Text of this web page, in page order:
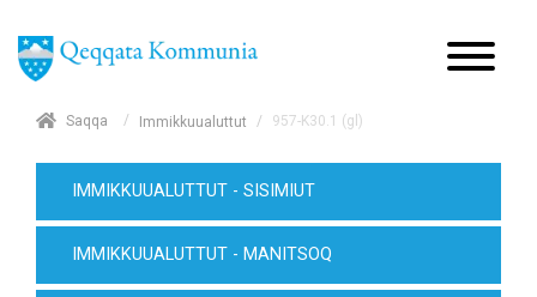
Saqqa / Immikkuualuttut / 957-K30.1 (gl)
IMMIKKUUALUTTUT - SISIMIUT
IMMIKKUUALUTTUT - MANITSOQ